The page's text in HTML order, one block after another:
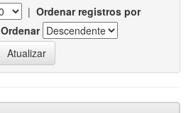
| Ordenar registros por
Ordenar